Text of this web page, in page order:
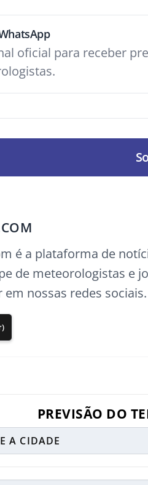
oficial para receber
é a plataforma de
de meteorologistas e
em nossas redes sociais.
PREVISÃO DO